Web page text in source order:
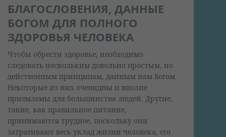
БЛАГОСЛОВЕНИЯ, ДАННЫЕ
БОГОМ ДЛЯ ПОЛНОГО
ЗДОРОВЬЯ ЧЕЛОВЕКА
Чтобы обрести здоровье, необходимо
следовать нескольким довольно простым, но
действенным принципам, данным нам Богом.
Некоторые из них очевидны и вполне
приемлемы для большинства людей. Другие,
такие, как правильное питание,
принимаются труднее, поскольку они
затрагивают весь уклад жизни человека, его